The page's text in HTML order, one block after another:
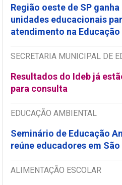
Região oeste de SP
unidades educacionais
atendimento na Educação
SECRETARIA MUNICIPAL DE
Resultados do Ideb já
para consulta
EDUCAÇÃO AMBIENTAL
Seminário de Educação
reúne educadores em São
ALIMENTAÇÃO ESCOLAR